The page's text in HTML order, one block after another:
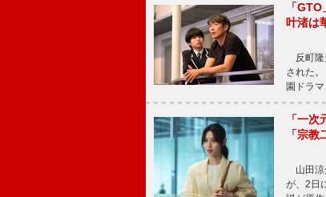
「
叶渚は
反町隆
された
園ドラ
「一
「宗
山田涼
が、2日